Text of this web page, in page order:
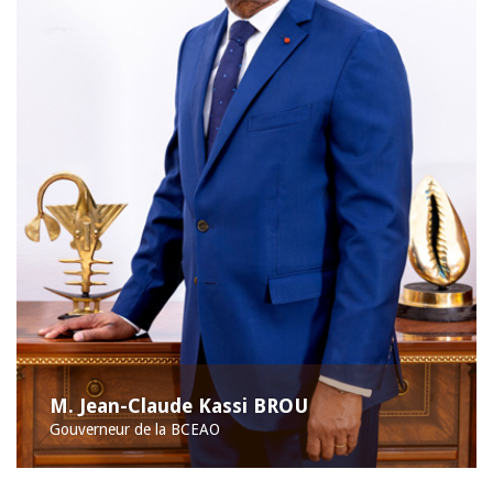
M. Jean-Claude Kassi BROU
Gouverneur de la BCEAO